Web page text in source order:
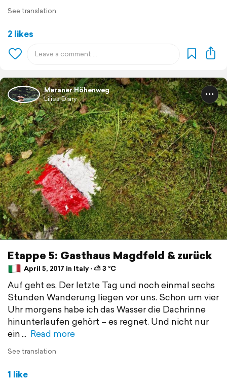
See translation
2 likes
Meraner Höhenweg
Lilies Diary
Etappe 5: Gasthaus Magdfeld & zurück
April 5, 2017 in Italy ⋅ ⛅ 3 °C
Auf geht es. Der letzte Tag und noch einmal sechs
Stunden Wanderung liegen vor uns. Schon um vier
Uhr morgens habe ich das Wasser die Dachrinne
hinunterlaufen gehört – es regnet. Und nicht nur
ein
Read more
See translation
1 like